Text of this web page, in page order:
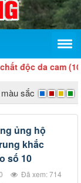
da cam (10/8)!
sắc
ủng hộ
khắc
số 10
Đã xem: 714